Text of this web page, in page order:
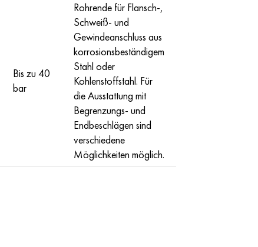
Bis zu 40
bar
Rohrende für Flansch-,
Schweiß- und
Gewindeanschluss aus
korrosionsbeständigem
Stahl oder
Kohlenstoffstahl. Für
die Ausstattung mit
Begrenzungs- und
Endbeschlägen sind
verschiedene
Möglichkeiten möglich.